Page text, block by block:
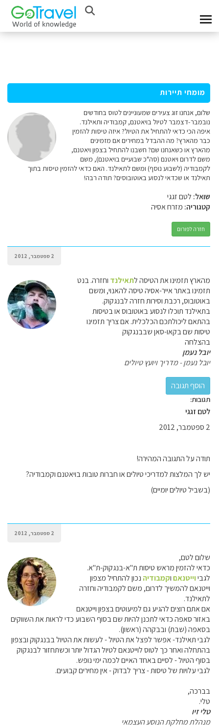
מומחי תיירות
שלום, אנחנו זוג צעירים שמעוניינים לטוס בחודשים
נובמבר-דצמבר לטיול בויאטנם, קמבודיה ותאילנד.
איפה הכי כדאי להתחיל את הטיול? איזה טיסות להזמין
כבר מהארץ? מה ההבדל במחירים אם מזמינים
מהארץ או כשאנחנו שם? חשבנו להתחיל בצפון ויאטנם,
משם לדרום ויאטנם (סה"כ שבועיים בויאטנם), משם
לקמבודיה (לשבוע נוסף) ומשם לתאילנד. האם כדאי להזמין טיסות בתוך
תאילנד או שכדאי לנסוע באוטובוסים? תודה רבה!
שואל: לטם זגגי
קטגוריה: מזרח אסיה
חזרה לפורום
2 ספטמבר, 2012
מהארץ תזמינו את הטיסה לתאילנד וחזרה. בנט
תזמינו באתר אייר-אסיה טיסה להאנוי, ומשם
באוטובוס, רכבת וסירות חזרה לבנגקוק.
בתאילנד תוכלו לנסוע באוטובוס או בטיסות
בהתאם ליכולתכם הכלכלית. אם צריך תזמינו
טיסות שם בקאו-סאן שבבנגקוק
בהצלחה
יובל נעמן
יובל נעמן - מדריך ויועץ טיולים
תגובות:
לטם זגגי
2 ספטמבר, 2012
תודה על התגובה המהירה!
יש לך המלצות למדריכי טיולים או חברות טובות בויאטנם וקמבודיה?
(בשביל טיולים יומיים)
2 ספטמבר, 2012
שלום לטם,
כדאי להזמין מראש טיסות ת"א-בנגקוק-ת"א.
לגביוייטנאםוקמבודיה נכון להתחיל מצפון
וייטנאם להמשיך לדרום, משם לקמבודיה וחזרה
לתאילנד.
אם אתם רוצים להגיע גם למיעוטים בצפון וייטנאם
באזור סאפה כדאי לתכנן להיות שם בסוף השבוע כדי לראות את השווקים
בסאפה (שבת) ובבקהה (ראשון).
לגבי תאילנד- אפשר לפצל את הטיול - לעשות את הטיול בבנגקוק ובצפון
בהתחלה ואחר כך לטוס לוייטנאם לטיול הגדול יותר וכשתחזור לבנגקוק
בסוף הטיול - לסיים באחד האיים לכמה ימי נופש.
לגבי עלויות של טיסות - צריך לבדוק - אין מחירים קבועים.
בברכה,
טלי.
טלי זיו
מנהלת מחלקת הנוסע העצמאי